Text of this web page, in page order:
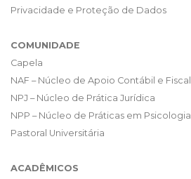
Privacidade e Proteção de Dados
COMUNIDADE
Capela
NAF – Núcleo de Apoio Contábil e Fiscal
NPJ – Núcleo de Prática Jurídica
NPP – Núcleo de Práticas em Psicologia
Pastoral Universitária
ACADÊMICOS